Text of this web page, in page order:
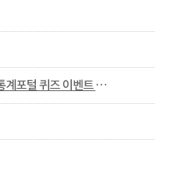
2026년 5월 국가통계포털 퀴즈 이벤트 당첨자 발표